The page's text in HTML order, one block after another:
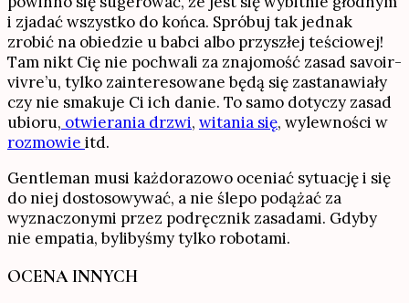
i zjadać wszystko do końca. Spróbuj tak jednak
zrobić na obiedzie u babci albo przyszłej teściowej!
Tam nikt Cię nie pochwali za znajomość zasad savoir-
vivre’u, tylko zainteresowane będą się zastanawiały
czy nie smakuje Ci ich danie. To samo dotyczy zasad
ubioru, otwierania drzwi, witania się, wylewności w
rozmowie itd.
Gentleman musi każdorazowo oceniać sytuację i się
do niej dostosowywać, a nie ślepo podążać za
wyznaczonymi przez podręcznik zasadami. Gdyby
nie empatia, bylibyśmy tylko robotami.
OCENA INNYCH